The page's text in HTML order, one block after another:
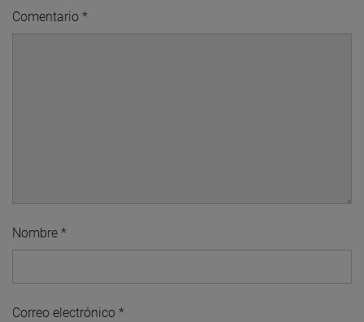
Comentario *
Nombre *
Correo electrónico *